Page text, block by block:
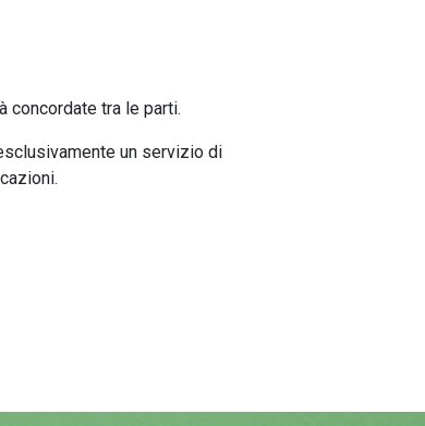
concordate tra le parti.
un servizio di